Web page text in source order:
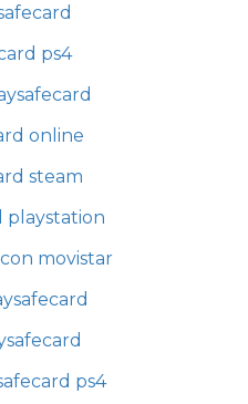
ps4
online
steam
playstation
movistar
ps4